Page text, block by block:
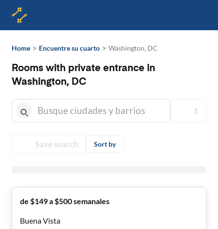
Home > Encuentre su cuarto > Washington, DC
Rooms with private entrance in
Washington, DC
1
Save search Sort by
de $149 a $500 semanales
Buena Vista